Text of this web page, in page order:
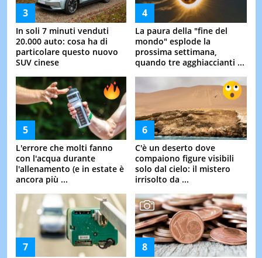
In soli 7 minuti venduti
20.000 auto: cosa ha di
particolare questo nuovo
SUV cinese
La paura della "fine del
mondo" esplode la
prossima settimana,
quando tre agghiaccianti ...
L'errore che molti fanno
con l'acqua durante
l'allenamento (e in estate è
ancora più ...
C'è un deserto dove
compaiono figure visibili
solo dal cielo: il mistero
irrisolto da ...